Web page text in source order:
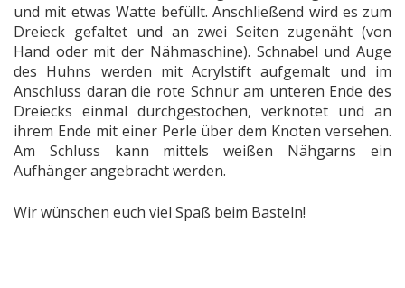
und mit etwas Watte befüllt. Anschließend wird es zum
Dreieck gefaltet und an zwei Seiten zugenäht (von
Hand oder mit der Nähmaschine). Schnabel und Auge
des Huhns werden mit Acrylstift aufgemalt und im
Anschluss daran die rote Schnur am unteren Ende des
Dreiecks einmal durchgestochen, verknotet und an
ihrem Ende mit einer Perle über dem Knoten versehen.
Am Schluss kann mittels weißen Nähgarns ein
Aufhänger angebracht werden.
Wir wünschen euch viel Spaß beim Basteln!